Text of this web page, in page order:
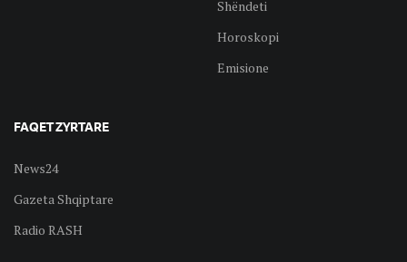
Shëndeti
Horoskopi
Emisione
FAQET ZYRTARE
News24
Gazeta Shqiptare
Radio RASH